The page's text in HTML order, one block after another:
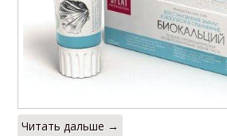
Читать дальше →